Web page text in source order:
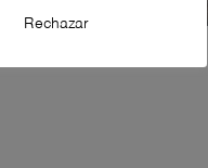
Rechazar